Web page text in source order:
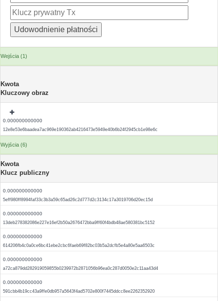
Wejścia (1)
Kwota
Kluczowy obraz
0.000000000000
12e8e53e6baadea7ac969e190362ab4216473e5949e40b6b24f2945cb1e98e6c
Wyjścia (6)
Kwota
Klucz publiczny
0.000000000000
5eff980ff8994faf33c3b3a59c65ad26c2d777d2c3134c17a3019706d20ec15d
0.000000000000
13deb278382086e227e16ef2b50a2676472bba9ff60f4bdb48ae580381bc5152
0.000000000000
614206fb4c0a0ce6bc41ebe2cbc6faeb69f82bc03b5a2dcfb5e4a80e5aa6503c
0.000000000000
a72ca879dd282919059855b0239972b2871056b96ea0c287d0050e2c11aa43d4
0.000000000000
591cbb4b19cc43a9ffe0db957a5643f4ad5702e800f7445ddcc8ee2262352920